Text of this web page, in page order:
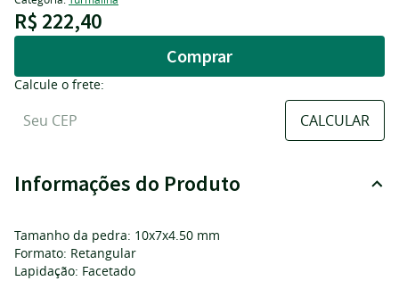
R$ 222,40
Comprar
Calcule o frete:
Informações do Produto
Tamanho da pedra: 10x7x4.50 mm
Formato: Retangular
Lapidação: Facetado